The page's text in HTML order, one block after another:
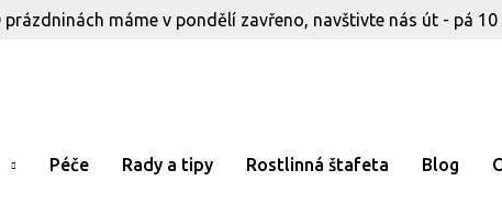
prázdninách máme v pondělí zavřeno, navštivte nás út - pá 10
Péče Rady a tipy Rostlinná štafeta Blog